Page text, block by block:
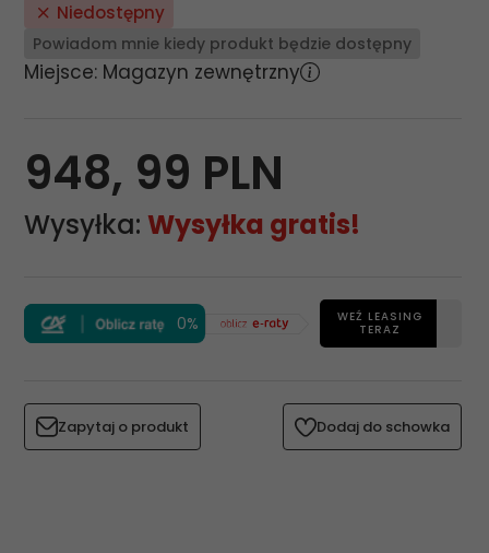
Niedostępny
Powiadom mnie kiedy produkt będzie dostępny
Miejsce: Magazyn zewnętrzny
948, 99 PLN
Wysyłka: Wysyłka gratis!
0%
WEŹ LEASING
TERAZ
Zapytaj o produkt Dodaj do schowka